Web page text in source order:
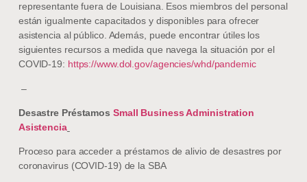
representante fuera de Louisiana. Esos miembros del personal
están igualmente capacitados y disponibles para ofrecer
asistencia al público. Además, puede encontrar útiles los
siguientes recursos a medida que navega la situación por el
COVID-19: https://www.dol.gov/agencies/whd/pandemic
–
Desastre Préstamos Small Business Administration
Asistencia
Proceso para acceder a préstamos de alivio de desastres por
coronavirus (COVID-19) de la SBA